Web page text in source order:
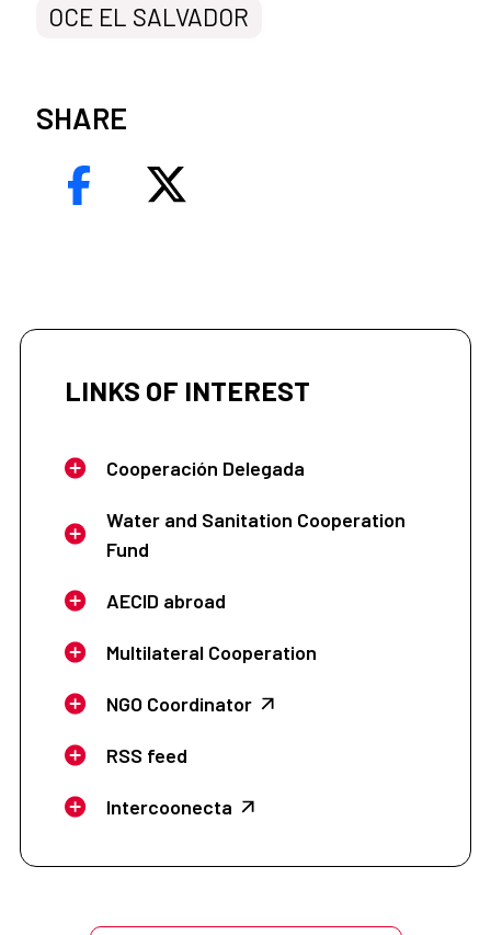
OCE EL SALVADOR
SHARE
LINKS OF INTEREST
Cooperación Delegada
Water and Sanitation Cooperation
Fund
AECID abroad
Multilateral Cooperation
NGO Coordinator
RSS feed
Intercoonecta